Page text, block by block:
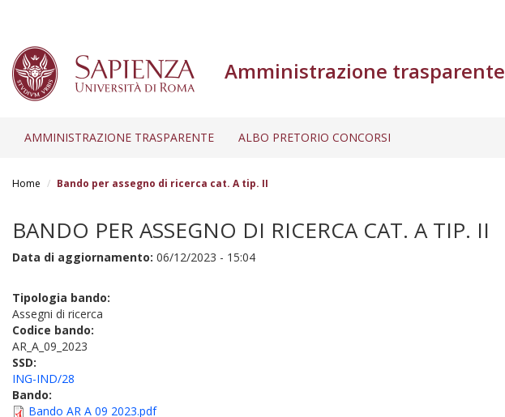
Amministrazione trasparente
AMMINISTRAZIONE TRASPARENTE ALBO PRETORIO CONCORSI
Home Bando per assegno di ricerca cat. A tip. II
BANDO PER ASSEGNO DI RICERCA CAT. A TIP. II
Data di aggiornamento: 06/12/2023 - 15:04
Tipologia bando:
Assegni di ricerca
Codice bando:
AR_A_09_2023
SSD:
ING-IND/28
Bando:
Bando AR A 09 2023.pdf